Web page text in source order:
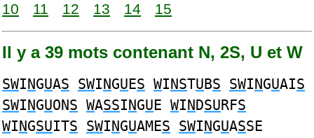
10
11 12 13 14 15
Il y a 39 mots contenant N, 2S, U et W
SWINGUAS SWINGUES WINSTUBS SWINGUAIS
SWINGUONS WASSINGUE WINDSURFS
WINGSUITS SWINGUAMES SWINGUASSE